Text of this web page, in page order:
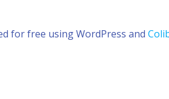
for free using WordPress and